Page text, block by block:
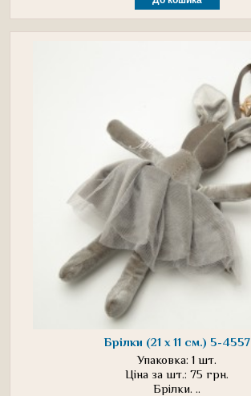
Брілки (21 х 11 см.) 5-4557
Упаковка: 1 шт.
Ціна за шт.: 75 грн.
Брілки. ..